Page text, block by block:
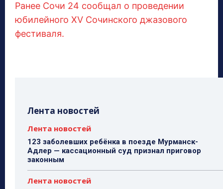
Ранее Сочи 24 сообщал о проведении
юбилейного XV Сочинского джазового
фестиваля.
Лента новостей
Лента новостей
123 заболевших ребёнка в поезде Мурманск-
Адлер — кассационный суд признал приговор
законным
Лента новостей